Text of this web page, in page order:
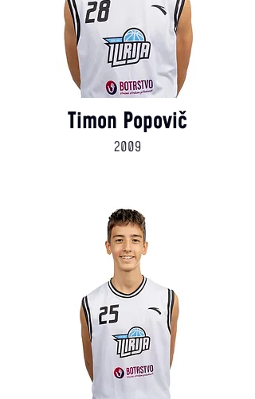
Timon Popovič
2009